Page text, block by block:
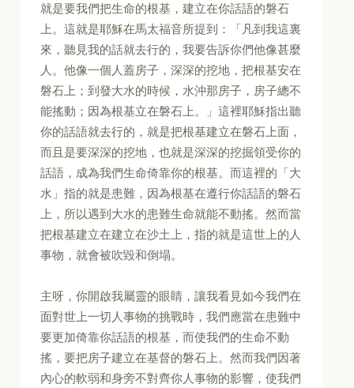
就是要我們把生命的根基，建立在你話語的磐石
上。這就是耶穌在馬太福音所提到：「凡到我這裏
來，聽見我的話就去行的，我要告訴你們他像甚麼
人。他像一個人蓋房子，深深的挖地，把根基安在
磐石上；到發大水的時候，水沖那房子，房子總不
能搖動；因為根基立在磐石上。」這裡耶穌指出聽
你的話語就去行的，就是把根基建立在磐石上面，
而且是要深深的挖地，也就是深深的挖掘領受你的
話語，成為我們生命倚靠你的根基。而這裡的「大
水」指的就是患難，因為根基在遵行你話語的磐石
上，所以遇到大水的患難生命就能不動搖。然而當
把根基建立在建立在沙土上，指的就是這世上的人
事物，就會被吹毀和倒塌。
主呀，你開啟我屬靈的眼睛，讓我看見如今我們在
面對世上一切人事物的挑戰時，我們應當在患難中
要更加倚靠你話語的根基，而使我們的生命不動
搖，要把房子建立在基督的磐石上。然而我們因著
內心的軟弱和身旁不對齊你人事物的影響，使我們